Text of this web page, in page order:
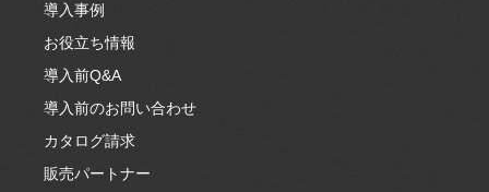
導入事例
お役立ち情報
導入前Q&A
導入前のお問い合わせ
カタログ請求
販売パートナー